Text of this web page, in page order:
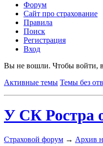
Форум
Сайт про страхование
Правила
Поиск
Регистрация
Вход
Вы не вошли. Чтобы войти,
Активные темы Темы без
У СК Ростра
Страховой форум → Архив